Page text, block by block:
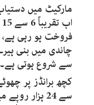
مارکیٹ میں
فروخت ہو رہی ہے،
چاندی میں بنی
سے شروع ہوتی ہے۔
سے 24 ہزار